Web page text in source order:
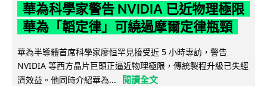
華為科學家警告 NVIDIA 已近物理極限
華為「韜定律」可繞過摩爾定律瓶頸
華為半導體首席科學家廖恒罕見接受近 5 小時專訪，警告
NVIDIA 等西方晶片巨頭正逼近物理極限，傳統製程升級已失經
濟效益。他同時介紹華為...
閱讀全文